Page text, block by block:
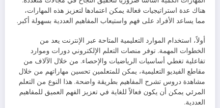
هناك عدة استراتيجيات فعالة يمكن اعتمادها لتعزيز هذه المهارات،
مما يساعد الأفراد على فهم واستيعاب المفاهيم العددية بسهولة أكبر.
أولاً، استخدام الموارد التعليمية المتاحة عبر الإنترنت يعد من
الخطوات المهمة. توفر منصات التعلم الإلكتروني دورات وموارد
تفاعلية تغطي أساسيات الرياضيات والإحصاء. من خلال الآلاف من
مقاطع الفيديو التعليمية، يمكن للمتعلمين تحسين مهاراتهم من خلال
مشاهدة دروس تشرح المفاهيم بطريقة واضحة. هذا النوع من التعلم
المرئي يمكن أن يكون فعالاً للغاية في تعزيز الفهم العميق للمفاهيم
العددية.